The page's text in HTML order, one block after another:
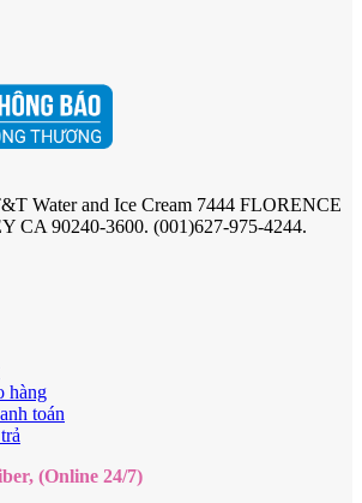
Water and Ice Cream 7444 FLORENCE
CA 90240-3600. (001)627-975-4244.
hàng
toán
(Online 24/7)